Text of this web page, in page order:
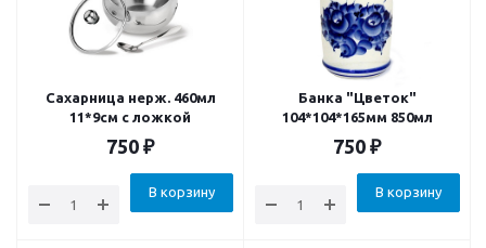
Сахарница нерж. 460мл
11*9см с ложкой
750 ₽
В корзину
Банка "Цветок"
104*104*165мм 850мл
750 ₽
В корзину